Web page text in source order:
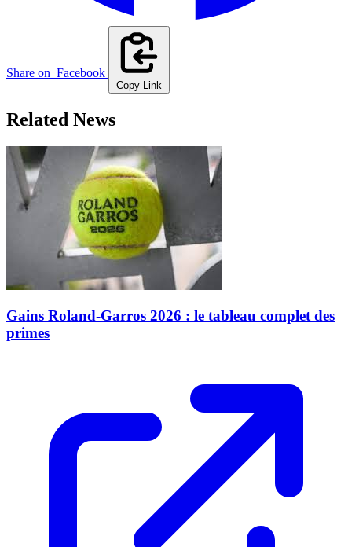
Share on Facebook
Copy Link
Related News
Gains Roland-Garros 2026 : le tableau complet des
primes